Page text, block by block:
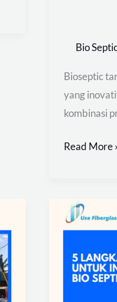
Bio
Bioseptic
yang
kombinasi
Read More
5
Langkah
Instalasi
Bio